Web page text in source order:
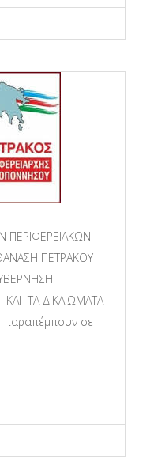
ΠΕΤΡΑΚΟΥ
ΚΑΙ ΤΑ ΔΙΚΑΙΩΜΑΤΑ
σε